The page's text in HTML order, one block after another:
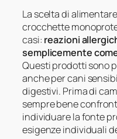
La scelta di
crocchette
casi: reazioni
semplicemente
Questi prodotti sono
anche per cani
digestivi. Prima di
sempre bene
individuare la fonte
esigenze individuali